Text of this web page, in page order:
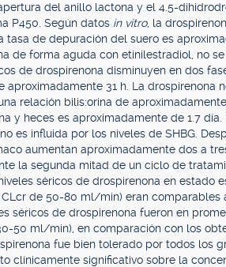
del anillo lactona y el 4.5-
P450. Según datos in vitro, la
de depuración del suero es
de forma aguda con etinilestradiol, no
de drospirenona disminuyen en dos
31 h. La drospirenona
relación bilis:orina de
y heces es aproximadamente de 1.7 día.
es influida por los niveles de SHBG.
aumentan aproximadamente dos a
la segunda mitad de un ciclo de
séricos de drospirenona en estado
de 50-80 ml/min) eran comparables
séricos de drospirenona fueron en
50 ml/min), en comparación con los
fue bien tolerado por todos los
clínicamente significativo sobre la